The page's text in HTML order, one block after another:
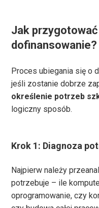
Jak
dofinansowanie?
Proces ubiegania się o
jeśli zostanie dobrze
określenie potrzeb
logiczny sposób.
Krok 1: Diagnoza
Najpierw należy
potrzebuje – ile
oprogramowanie, czy